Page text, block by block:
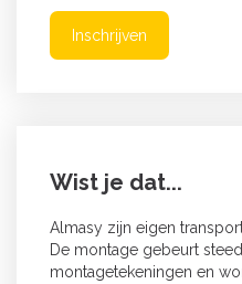
Inschrijven
Wist je dat...
Almasy zijn eigen
De montage gebeurt
montagetekeningen en